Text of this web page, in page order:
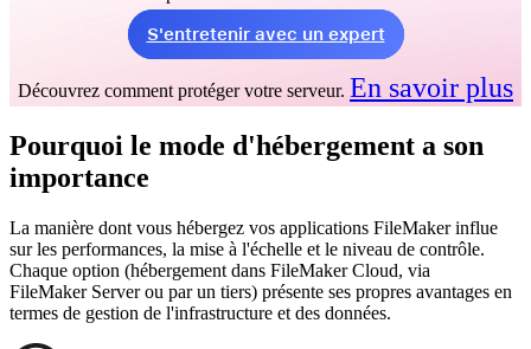
S'entretenir avec un expert
Découvrez comment protéger votre serveur. En savoir plus
Pourquoi le mode d'hébergement a son
importance
La manière dont vous hébergez vos applications FileMaker influe
sur les performances, la mise à l'échelle et le niveau de contrôle.
Chaque option (hébergement dans FileMaker Cloud, via
FileMaker Server ou par un tiers) présente ses propres avantages en
termes de gestion de l'infrastructure et des données.